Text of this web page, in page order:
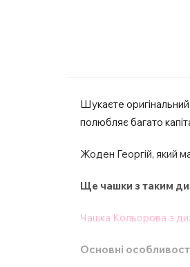
Шукаєте
полюбляє багато
Жоден Георгій, який
Ще чашки з таким
Чашка Кольорова з
Основні